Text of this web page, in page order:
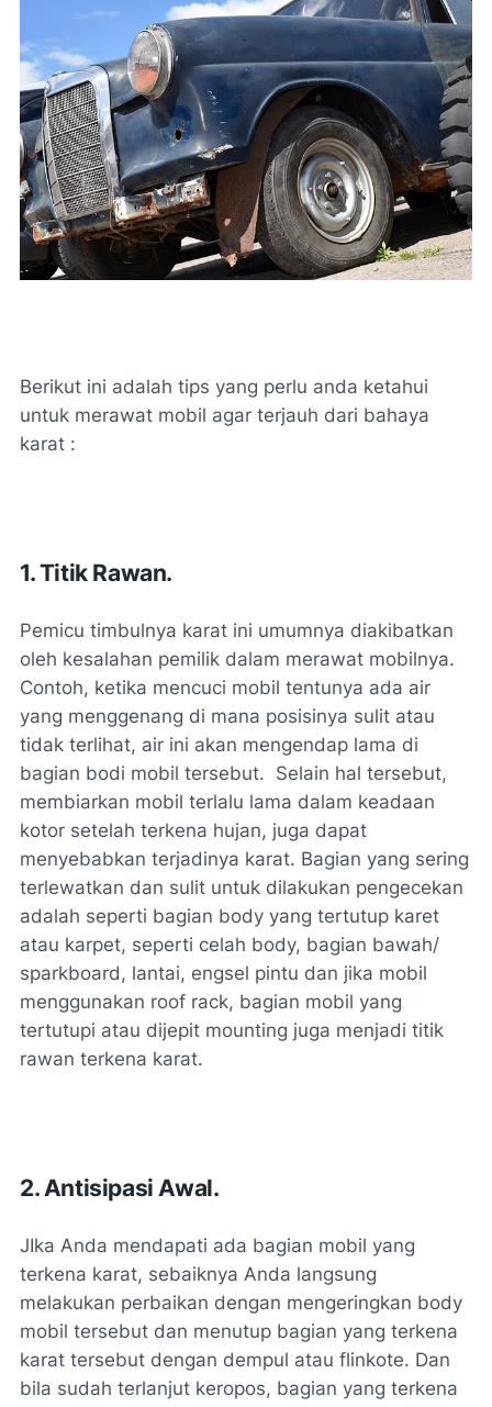
Berikut ini adalah tips yang perlu anda ketahui
untuk merawat mobil agar terjauh dari bahaya
karat :
1. Titik Rawan.
Pemicu timbulnya karat ini umumnya diakibatkan
oleh kesalahan pemilik dalam merawat mobilnya.
Contoh, ketika mencuci mobil tentunya ada air
yang menggenang di mana posisinya sulit atau
tidak terlihat, air ini akan mengendap lama di
bagian bodi mobil tersebut. Selain hal tersebut,
membiarkan mobil terlalu lama dalam keadaan
kotor setelah terkena hujan, juga dapat
menyebabkan terjadinya karat. Bagian yang sering
terlewatkan dan sulit untuk dilakukan pengecekan
adalah seperti bagian body yang tertutup karet
atau karpet, seperti celah body, bagian bawah/
sparkboard, lantai, engsel pintu dan jika mobil
menggunakan roof rack, bagian mobil yang
tertutupi atau dijepit mounting juga menjadi titik
rawan terkena karat.
2. Antisipasi Awal.
JIka Anda mendapati ada bagian mobil yang
terkena karat, sebaiknya Anda langsung
melakukan perbaikan dengan mengeringkan body
mobil tersebut dan menutup bagian yang terkena
karat tersebut dengan dempul atau flinkote. Dan
bila sudah terlanjut keropos, bagian yang terkena